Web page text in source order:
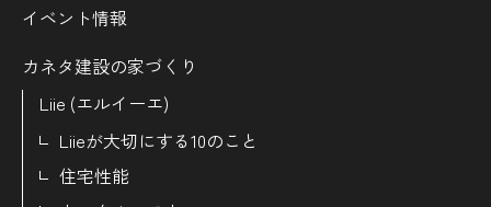
イベント情報
カネタ建設の家づくり
Liie (エルイーエ)
Liieが大切にする10のこと
住宅性能